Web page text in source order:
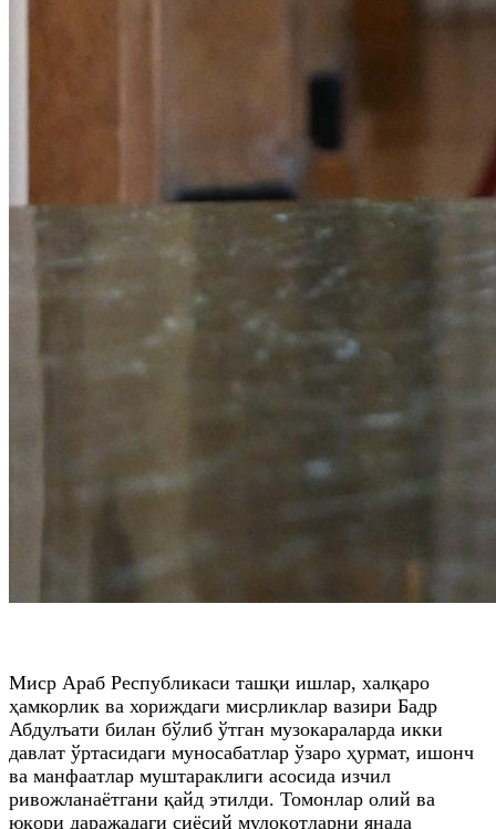
Миср Араб Республикаси ташқи ишлар, халқаро
ҳамкорлик ва хориждаги мисрликлар вазири Бадр
Абдулъати билан бўлиб ўтган музокараларда икки
давлат ўртасидаги муносабатлар ўзаро ҳурмат, ишонч
ва манфаатлар муштараклиги асосида изчил
ривожланаётгани қайд этилди. Томонлар олий ва
юқори даражадаги сиёсий мулоқотларни янада